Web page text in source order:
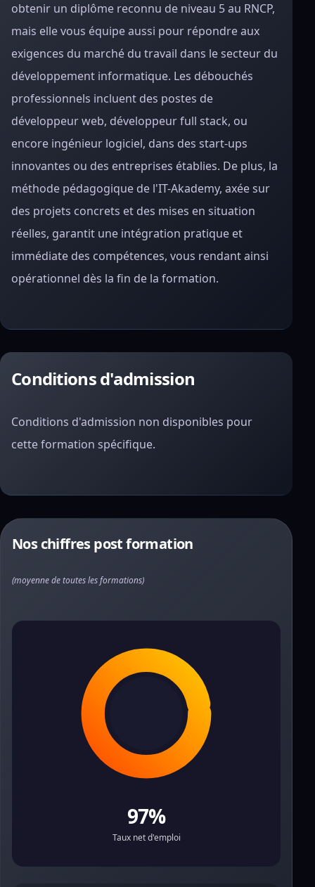
obtenir un diplôme reconnu de niveau 5 au RNCP,
mais elle vous équipe aussi pour répondre aux
exigences du marché du travail dans le secteur du
développement informatique. Les débouchés
professionnels incluent des postes de
développeur web, développeur full stack, ou
encore ingénieur logiciel, dans des start-ups
innovantes ou des entreprises établies. De plus, la
méthode pédagogique de l'IT-Akademy, axée sur
des projets concrets et des mises en situation
réelles, garantit une intégration pratique et
immédiate des compétences, vous rendant ainsi
opérationnel dès la fin de la formation.
Conditions d'admission
Conditions d'admission non disponibles pour
cette formation spécifique.
Nos chiffres post formation
(moyenne de toutes les formations)
97%
Taux net d'emploi